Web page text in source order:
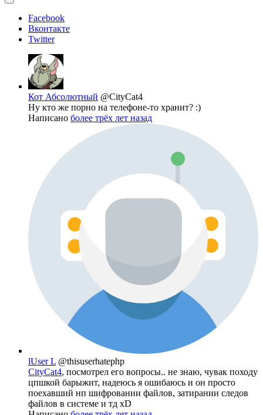
Facebook
Вконтакте
Twitter
Кот Абсолютный @CityCat4
Ну кто же порно на телефоне-то хранит? :)
Написано более трёх лет назад
lUser L @thisuserhatephp
CityCat4, посмотрел его вопросы.. не знаю, чувак походу
цпшкой барыжит, надеюсь я ошибаюсь и он просто
поехавший нп шифровании файлов, затирании следов
файлов в системе и тд xD